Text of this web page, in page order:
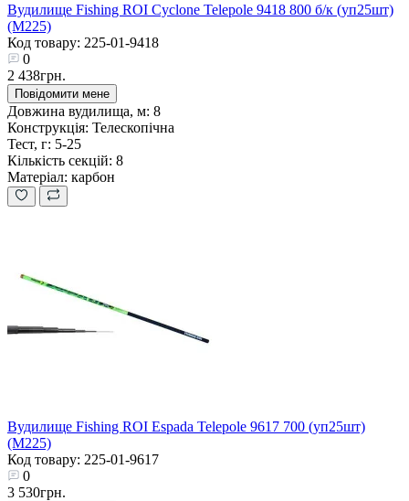
Вудилище Fishing ROI Cyclone Telepole 9418 800 б/к (уп25шт)
(M225)
Код товару: 225-01-9418
0
2 438грн.
Повідомити мене
Довжина вудилища, м: 8
Конструкція: Телескопічна
Тест, г: 5-25
Кількість секцій: 8
Матеріал: карбон
Вудилище Fishing ROI Espada Telepole 9617 700 (уп25шт)
(M225)
Код товару: 225-01-9617
0
3 530грн.